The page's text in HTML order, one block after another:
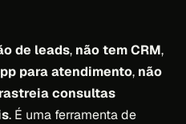
de leads, não tem CRM,
para atendimento, não
consultas
. É uma ferramenta de